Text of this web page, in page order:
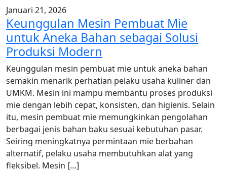
Januari 21, 2026
Keunggulan Mesin Pembuat Mie
untuk Aneka Bahan sebagai Solusi
Produksi Modern
Keunggulan mesin pembuat mie untuk aneka bahan
semakin menarik perhatian pelaku usaha kuliner dan
UMKM. Mesin ini mampu membantu proses produksi
mie dengan lebih cepat, konsisten, dan higienis. Selain
itu, mesin pembuat mie memungkinkan pengolahan
berbagai jenis bahan baku sesuai kebutuhan pasar.
Seiring meningkatnya permintaan mie berbahan
alternatif, pelaku usaha membutuhkan alat yang
fleksibel. Mesin […]